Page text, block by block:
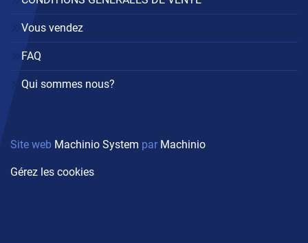
Vous vendez
FAQ
Qui sommes nous?
Site web Machinio System par Machinio
Gérez les cookies